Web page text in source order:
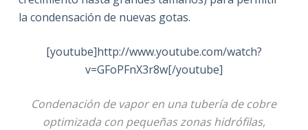
la condensación de nuevas gotas.
[youtube]http://www.youtube.com/watch?
v=GFoPFnX3r8w[/youtube]
Condenación de vapor en una tubería de cobre
optimizada con pequeñas zonas hidrófilas,